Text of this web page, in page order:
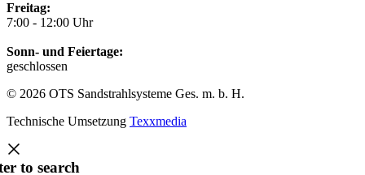
Freitag:
7:00 - 12:00 Uhr
Sonn- und Feiertage:
geschlossen
© 2026 OTS Sandstrahlsysteme Ges. m. b. H.
Technische Umsetzung Texxmedia
to search